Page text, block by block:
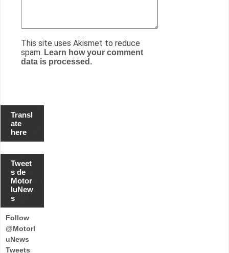
This site uses Akismet to reduce
spam. Learn how your comment
data is processed.
Transl
ate
here
Tweet
s de
Motor
luNew
s
Follow
@Motorl
uNews
Tweets